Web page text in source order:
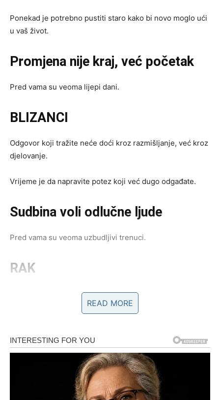
Ponekad je potrebno pustiti staro kako bi novo moglo ući
u vaš život.
Promjena nije kraj, već početak
Pred vama su veoma lijepi dani.
BLIZANCI
Odgovor koji tražite neće doći kroz razmišljanje, već kroz
djelovanje.
Vrijeme je da napravite potez koji već dugo odgađate.
Sudbina voli odlučne ljude
Pred vama su veoma uzbudljivi trenuci.
RAK
Vaša poruka je jasna – prestanite nositi teret koji nije vaš.
Sreća počinje kada izaberete sebe
Pred vama su veoma emotivni trenuci.
READ MORE